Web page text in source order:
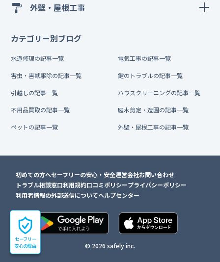
セーフリー
安心の理由
外壁・屋根工事
カテゴリー別ブログ
水道修理の記事一覧 電気工事の記事一覧
害虫・害獣駆除の記事一覧 鍵のトラブルの記事一覧
引越しの記事一覧 ハウスクリーニングの記事一覧
不用品買取の記事一覧 庭木剪定・造園の記事一覧
ペットの記事一覧 外壁・屋根工事の記事一覧
初めての方へセーフリーの安心・安全運営会社お問い合わせ
トラブル相談窓口利用規約口コミポリシープライバシーポリシー
利用者情報の外部送信についてヘルプセンター
© 2026 safely inc.